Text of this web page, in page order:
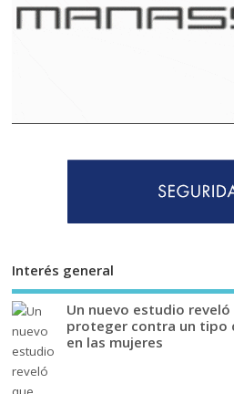
Interés general
Un nuevo estudio
proteger contra un tipo
en las mujeres